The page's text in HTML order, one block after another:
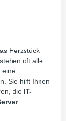
Herzstück
oft alle
eine
Sie hilft Ihnen
die IT-